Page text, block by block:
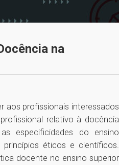
na
aos profissionais interessados
relativo à docência
especificidades do ensino
princípios éticos e científicos.
docente no ensino superior